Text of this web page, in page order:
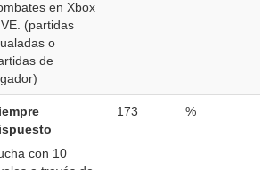
en Xbox
(partidas
o
de
con 10
173 %